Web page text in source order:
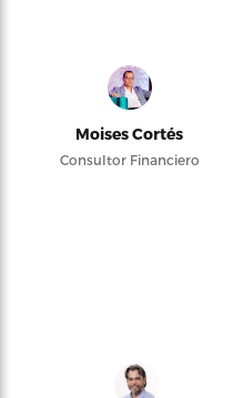
Moises Cortés
Consultor Financiero